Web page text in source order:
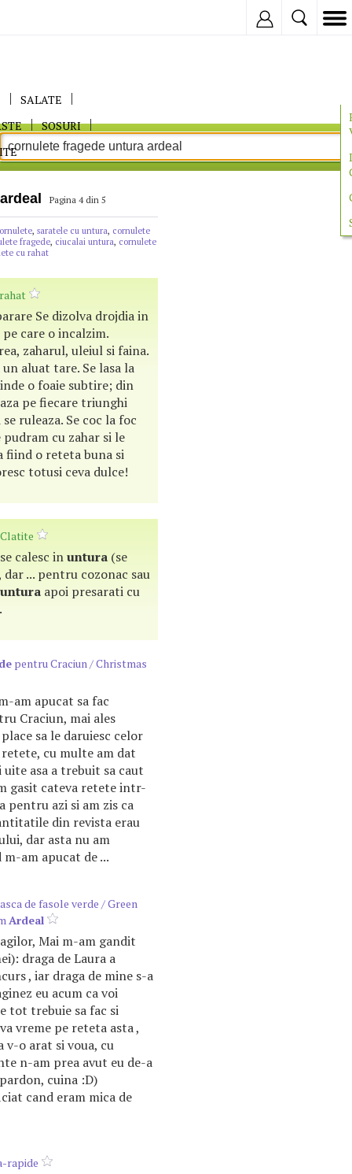
SALATE
SOSURI
Pagina 4 din 5
, saratele cu untura, cornulete
fragede, ciucalai untura, cornulete
cu rahat
Se dizolva drojdia in
pe care o incalzim.
zaharul, uleiul si faina.
aluat tare. Se lasa la
o foaie subtire; din
pe fiecare triunghi
ruleaza. Se coc la foc
cu zahar si le
fiind o reteta buna si
totusi ceva dulce!
calesc inuntura (se
... pentru cozonac sau
untura apoi presarati cu
pentru Craciun / Christmas
am apucat sa fac
Craciun, mai ales
sa le daruiesc celor
cu multe am dat
asa a trebuit sa caut
gasit cateva retete intr-
pentru azi si am zis ca
din revista erau
dar asta nu am
am apucat de ...
de fasole verde / Green
Ardeal
Mai m-am gandit
draga de Laura a
, iar draga de mine s-a
eu acum ca voi
tot trebuie sa fac si
vreme pe reteta asta ,
v-o arat si voua, cu
n-am prea avut eu de-a
cuina :D)
cand eram mica de
rapide